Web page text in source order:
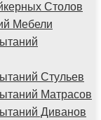
Столов
Мебели
Стульев
Матрасов
Диванов